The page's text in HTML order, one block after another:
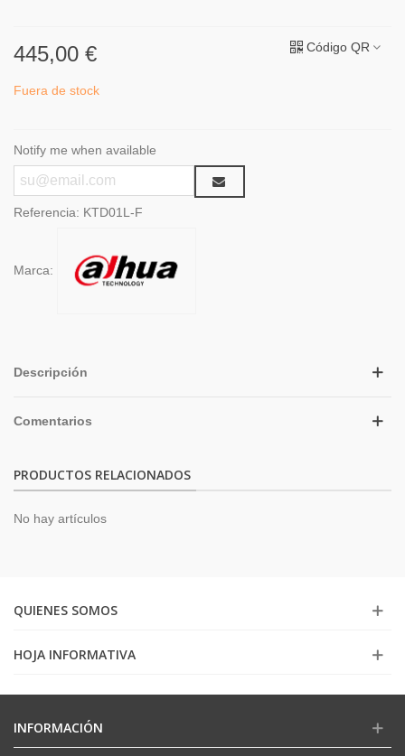
445,00 € Código QR
Fuera de stock
Notify me when available
Referencia: KTD01L-F
Marca:
Descripción
Comentarios
PRODUCTOS RELACIONADOS
No hay artículos
QUIENES SOMOS
HOJA INFORMATIVA
INFORMACIÓN